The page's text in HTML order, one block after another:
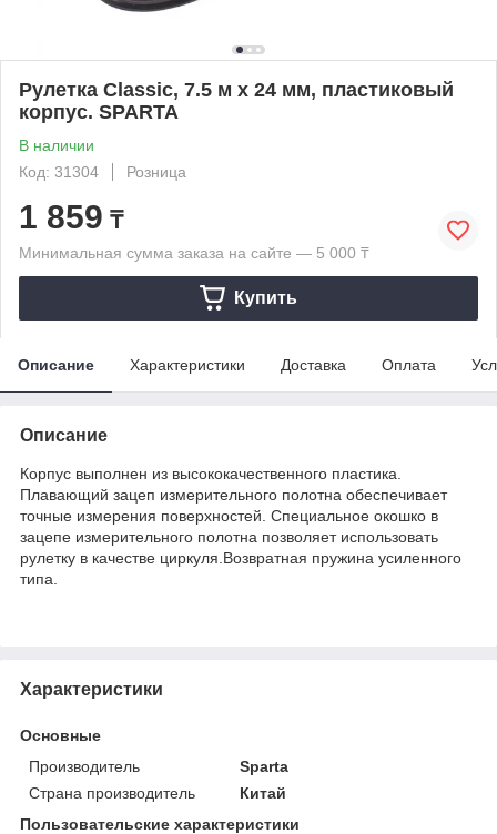
Рулетка Classic, 7.5 м х 24 мм, пластиковый
корпус. SPARTA
В наличии
Код: 31304
Розница
1 859 ₸
Минимальная сумма заказа на сайте — 5 000 ₸
Купить
Описание Характеристики Доставка Оплата
Описание
Корпус выполнен из высококачественного пластика.
Плавающий зацеп измерительного полотна обеспечивает
точные измерения поверхностей. Специальное окошко в
зацепе измерительного полотна позволяет использовать
рулетку в качестве циркуля.Возвратная пружина усиленного
типа.
Характеристики
Основные
Производитель
Sparta
Страна производитель
Китай
Пользовательские характеристики